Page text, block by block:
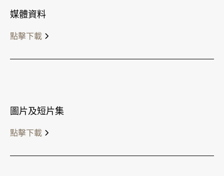
媒體資料
點擊下載
圖片及短片集
點擊下載